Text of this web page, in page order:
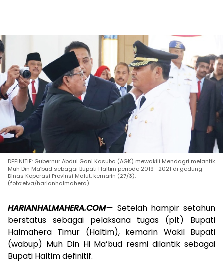
DEFINITIF: Gubernur Abdul Gani Kasuba (AGK) mewakili Mendagri melantik
Muh Din Ma’bud sebagai Bupati Haltim periode 2019- 2021 di gedung
Dinas Koperasi Provinsi Malut, kemarin (27/3).
(foto:elva/harianhalmahera)
HARIANHALMAHERA.COM— Setelah hampir setahun
berstatus sebagai pelaksana tugas (plt) Bupati
Halmahera Timur (Haltim), kemarin Wakil Bupati
(wabup) Muh Din Hi Ma’bud resmi dilantik sebagai
Bupati Haltim definitif.